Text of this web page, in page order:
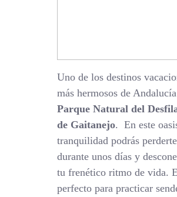
Uno de los destinos
más hermosos de
Parque Natural del
de Gaitanejo. En este
tranquilidad podrás perderte
durante unos días y
tu frenético ritmo de vida.
perfecto para practicar